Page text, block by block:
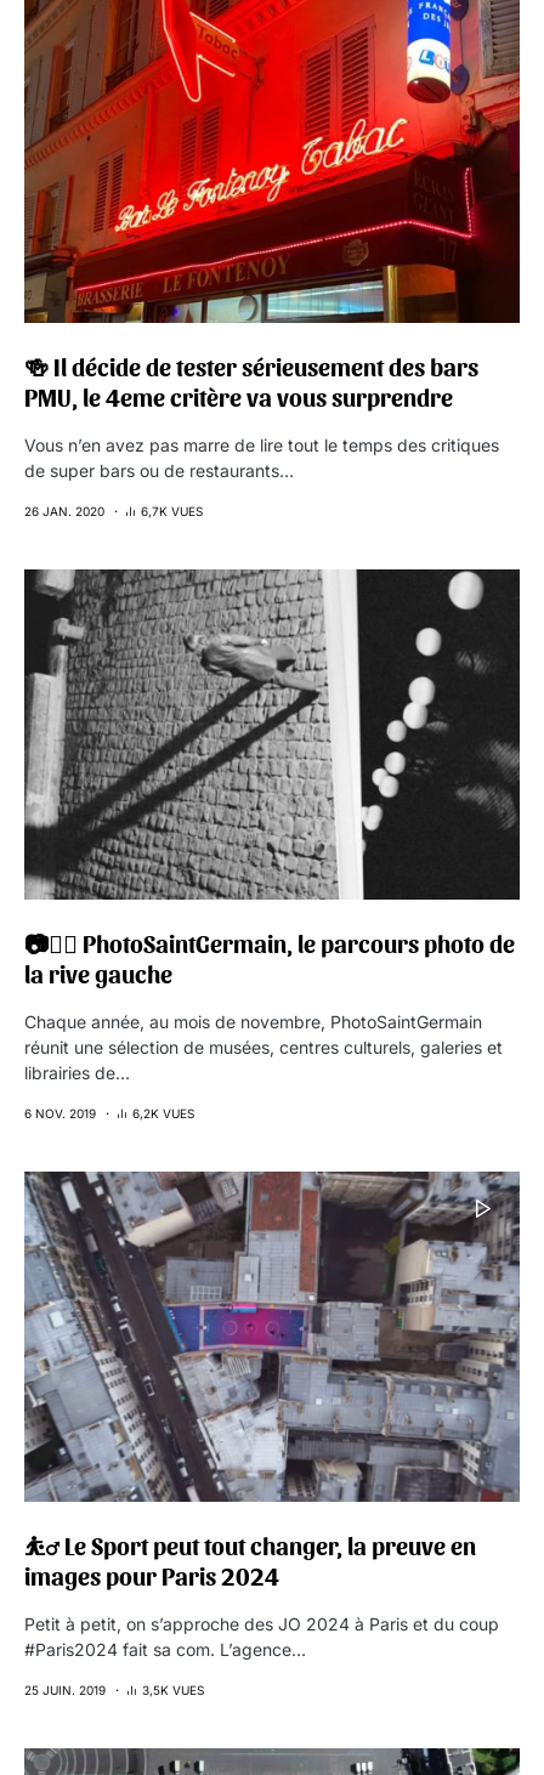
🍻 Il décide de tester sérieusement des bars
PMU, le 4eme critère va vous surprendre
Vous n’en avez pas marre de lire tout le temps des critiques
de super bars ou de restaurants…
26 JAN. 2020 6,7K VUES
📷🚶‍♀️ PhotoSaintGermain, le parcours photo de
la rive gauche
Chaque année, au mois de novembre, PhotoSaintGermain
réunit une sélection de musées, centres culturels, galeries et
librairies de…
6 NOV. 2019 6,2K VUES
⛹️‍♂️ Le Sport peut tout changer, la preuve en
images pour Paris 2024
Petit à petit, on s’approche des JO 2024 à Paris et du coup
#Paris2024 fait sa com. L’agence…
25 JUIN. 2019 3,5K VUES